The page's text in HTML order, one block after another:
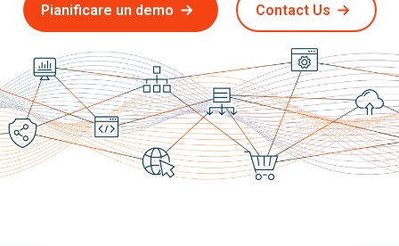
Pianificare un demo Contact Us